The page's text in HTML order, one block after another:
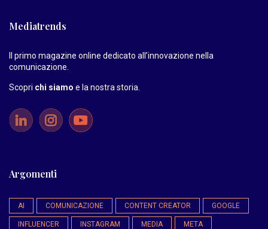
Mediatrends
Il primo magazine online dedicato all’innovazione nella
comunicazione.
Scopri chi siamo e la nostra storia
Argomenti
AI COMUNICAZIONE CONTENT CREATOR GOOGLE
INFLUENCER INSTAGRAM MEDIA META